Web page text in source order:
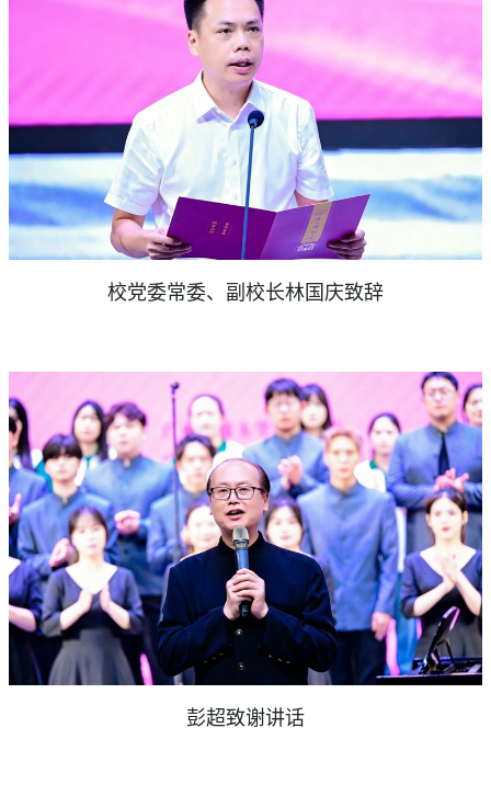
校党委常委、副校长林国庆致辞
彭超致谢讲话